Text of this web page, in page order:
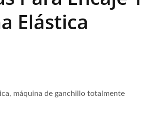
Elástica
máquina de ganchillo totalmente